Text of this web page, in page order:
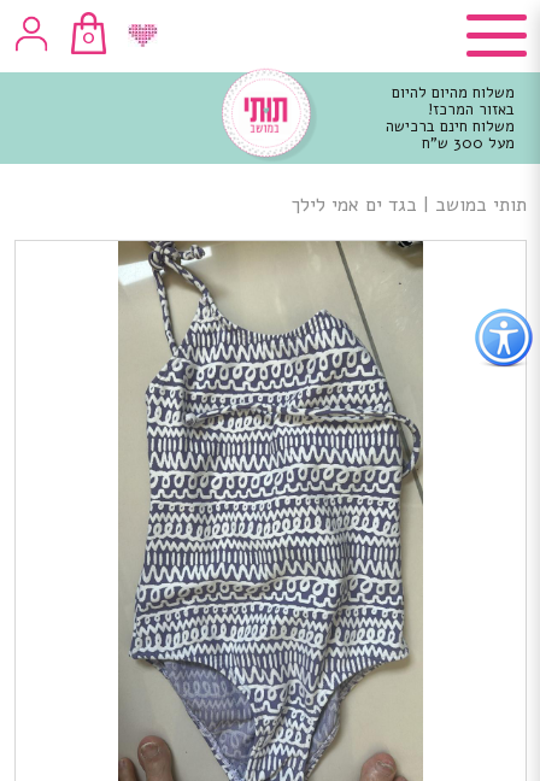
כפתור
לפתיחת
תפריט
נגישות
0
משלוח מהיום להיום
באזור המרכז!
משלוח חינם ברכישה
מעל 300 ש"ח
מרכזי
תותי במושב | בגד ים אמי לילך